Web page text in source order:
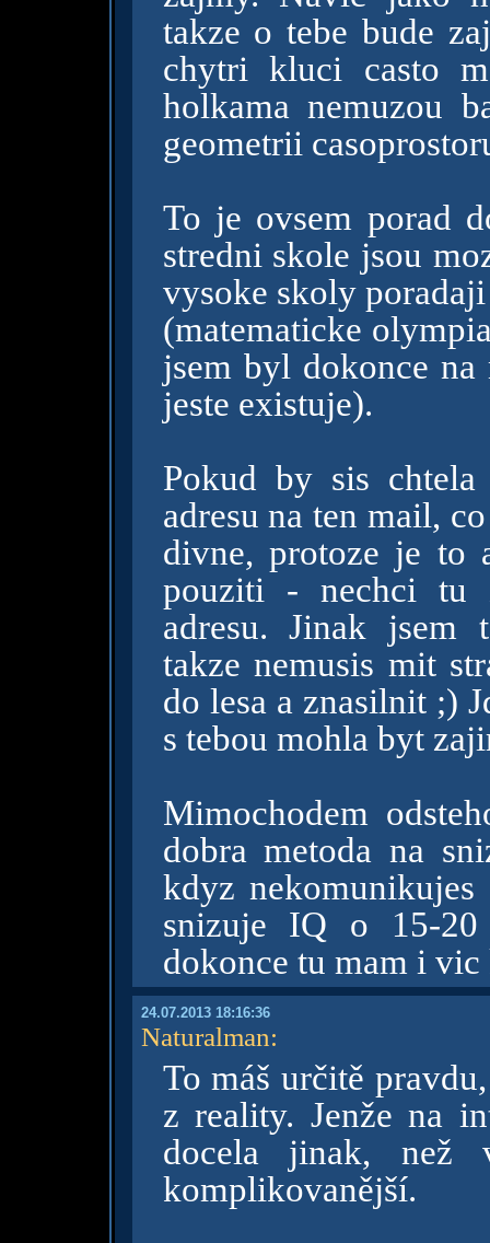
takze o tebe bude
chytri kluci casto
holkama nemuzou
geometrii
To je ovsem porad
stredni skole jsou
vysoke skoly
(matematicke
jsem byl dokonce na
jeste existuje).
Pokud by sis
adresu na ten mail,
divne, protoze je to
pouziti - nechci tu
adresu. Jinak jsem
takze nemusis mit
do lesa a znasilnit ;)
s tebou mohla byt
Mimochodem
dobra metoda na
kdyz
snizuje IQ o 15-20
dokonce tu mam i vic
24.07.2013 18:16:36
Naturalman:
To máš určitě
z reality. Jenže na
docela jinak,
komplikovanější.